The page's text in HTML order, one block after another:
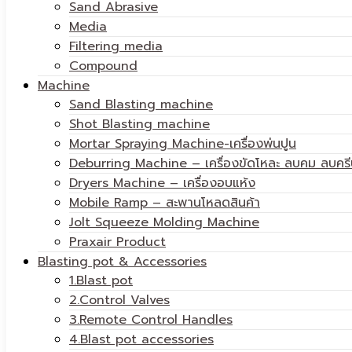
Sand Abrasive
Media
Filtering media
Compound
Machine
Sand Blasting machine
Shot Blasting machine
Mortar Spraying Machine-เครื่องพ่นปูน
Deburring Machine – เครื่องขัดโหละ ลบคม ลบค
Dryers Machine – เครื่องอบแห้ง
Mobile Ramp – สะพานโหลดสินค้า
Jolt Squeeze Molding Machine
Praxair Product
Blasting pot & Accessories
1.Blast pot
2.Control Valves
3.Remote Control Handles
4.Blast pot accessories